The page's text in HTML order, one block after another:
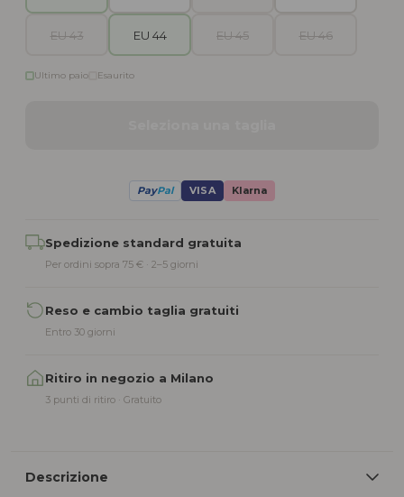
EU 43 EU 44 EU 45 EU 46
Ultimo paio Esaurito
PayPal VISA Klarna
Spedizione standard gratuita
Per ordini sopra 75 € · 2–5 giorni
Reso e cambio taglia gratuiti
Entro 30 giorni
Ritiro in negozio a Milano
3 punti di ritiro · Gratuito
Descrizione